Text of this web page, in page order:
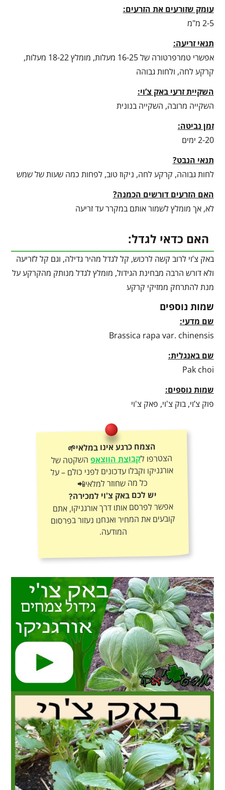
עומק שזורעים את הזרעים:
2-5 מ"מ
תנאי זריעה:
אפשרי טמרפרטורה של 16-25 מעלות, מומלץ 18-22 מעלות,
קרקע לחה, ולחות גבוהה
השקיית זרעי באק צ’וי:
השקייה מרובה, השקייה בנונית
זמן נביטה:
2-20 ימים
תנאי הנבט?
לחות גבוהה, קרקע לחה, ניקוז טוב, לפחות כמה שעות של שמש
האם הזרעים דורשים הכמנה?
לא, אך מומלץ לשמור אותם במקרר עד זריעה
האם כדאי לגדל:
באק צ’וי לרוב קשה לרכוש, קל לגדל מהיר גדילה, וגם קל לזריעה
ולא דורש הרבה מבחינת הגידול, מומלץ לגדל מנותק מהקרקע על
מנת להתרחק ממזיקי קרקע
שמות נוספים
שם מדעי:
Brassica rapa var. chinensis
שם באנגלית:
Pak choi
שמות נוספים:
פוק צ’וי, בוק צ'וי, פאק צ'וי
הצמח כרגע אינו במלאי🌱
הצטרפו לקבוצת הווצאפהשקטה של
אורגניקו וקבלו עדכונים לפני כולם – על
כל מה שחוזר למלאי📲
יש לכם באק צ'וי למכירה?
אפשר לפרסם אותו דרך אורגניקו, אתם
קובעים את המחיר ואנחנו נעזור בפרסום
המודעה.